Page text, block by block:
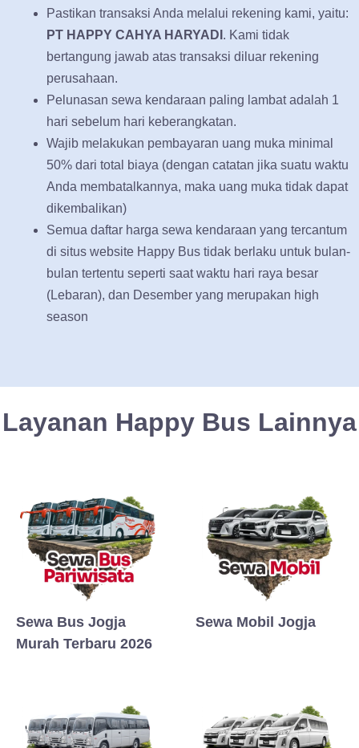
Pastikan transaksi Anda melalui rekening kami, yaitu:
PT HAPPY CAHYA HARYADI . Kami tidak
bertangung jawab atas transaksi diluar rekening
perusahaan.
Pelunasan sewa kendaraan paling lambat adalah 1
hari sebelum hari keberangkatan.
Wajib melakukan pembayaran uang muka minimal
50% dari total biaya (dengan catatan jika suatu waktu
Anda membatalkannya, maka uang muka tidak dapat
dikembalikan)
Semua daftar harga sewa kendaraan yang tercantum
di situs website Happy Bus tidak berlaku untuk bulan-
bulan tertentu seperti saat waktu hari raya besar
(Lebaran), dan Desember yang merupakan high
season
Layanan Happy Bus Lainnya
Sewa Bus Jogja
Murah Terbaru 2026
Sewa Mobil Jogja